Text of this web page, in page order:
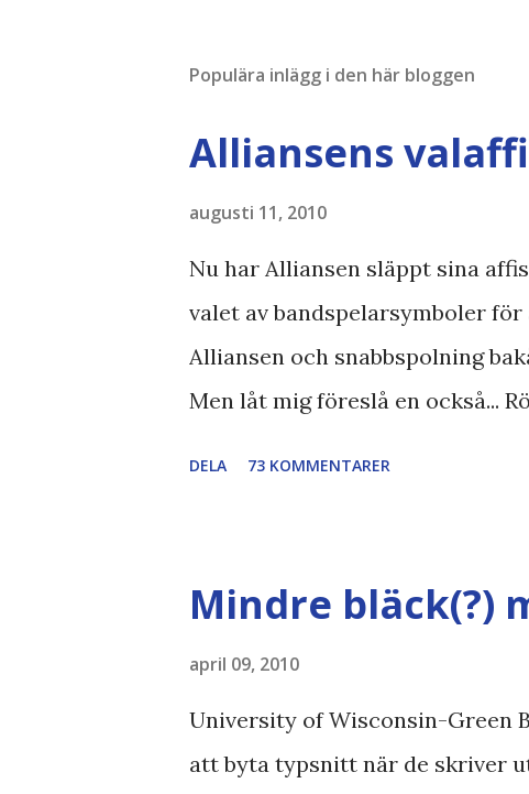
Populära inlägg i den här bloggen
Alliansens
augusti 11, 2010
Nu har Alliansen släppt sina
valet av bandspelarsymboler
Alliansen och snabbspolning
Men låt mig föreslå en också...
SvD , DN
DELA 73 KOMMENTARER
Mindre bläck(?)
april 09, 2010
University of Wisconsin-Green
att byta typsnitt när de skriver